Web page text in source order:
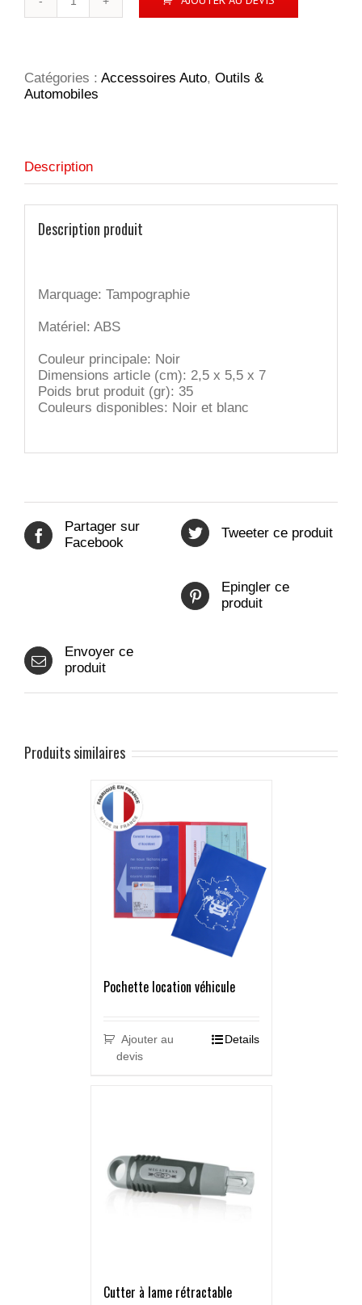
téléphone
360°
Catégories : Accessoires Auto, Outils &
Automobiles
Description
Description produit
Marquage: Tampographie
Matériel: ABS
Couleur principale: Noir
Dimensions article (cm): 2,5 x 5,5 x 7
Poids brut produit (gr): 35
Couleurs disponibles: Noir et blanc
Partager sur
Facebook
Tweeter ce produit
Epingler ce
produit
Envoyer ce
produit
Produits similaires
Pochette location véhicule
Ajouter au
devis
Details
Cutter à lame rétractable